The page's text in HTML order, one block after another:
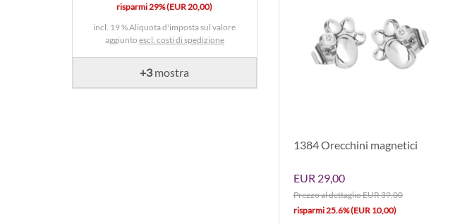
1384 Orecchini magnetici
EUR 29,00
Prezzo al dettaglio EUR 39,00
risparmi 25.6% (EUR 10,00)
risparmi 29% (EUR 20,00)
incl. 19 % Aliquota d'imposta sul valore
aggiunto escl. costi di spedizione
+3mostra